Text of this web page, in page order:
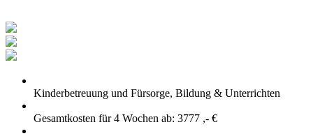
Kinderbetreuung und Fürsorge, Bildung & Unterrichten
Gesamtkosten für 4 Wochen ab: 3777 ,- €